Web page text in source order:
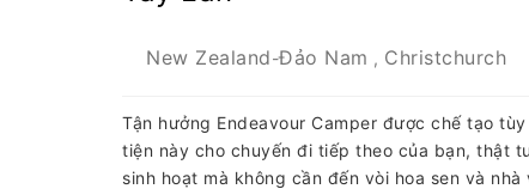
New Zealand-Đảo Nam , Christchurch
Tận hưởng Endeavour Camper được chế tạo
tiện này cho chuyến đi tiếp theo của bạn, thật
sinh hoạt mà không cần đến vòi hoa sen và